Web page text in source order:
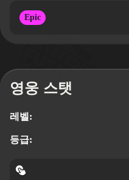
Epic
영웅 스탯
레벨:
등급: